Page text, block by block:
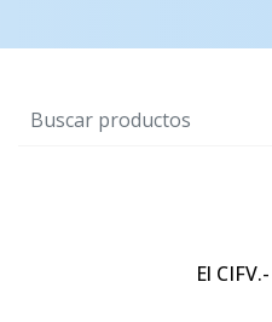
El CIFV.-